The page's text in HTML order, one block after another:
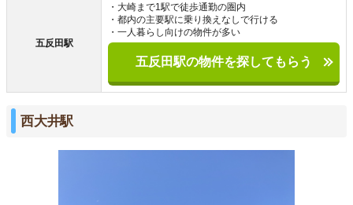
五反田駅
・大崎まで1駅で徒歩通勤の圏内
・都内の主要駅に乗り換えなしで行ける
・一人暮らし向けの物件が多い
五反田駅の物件を探してもらう
西大井駅